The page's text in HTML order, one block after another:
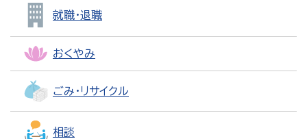
就職・退職
おくやみ
ごみ・リサイクル
相談